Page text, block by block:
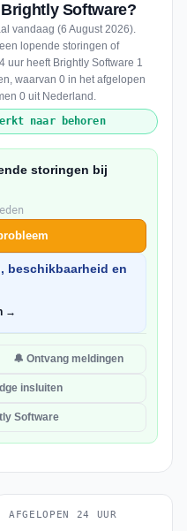
Software?
vandaag (6 August 2026).
lopende storingen of
uur heeft Brightly Software 1
waarvan 0 in het afgelopen
0 uit Nederland.
naar behoren
storingen bij
beschikbaarheid en
→
🔔 Ontvang meldingen
insluiten
Software
AFGELOPEN 24 UUR